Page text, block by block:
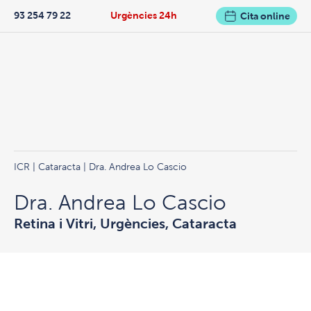
Urgències 24h
93 254 79 22 Cita online
ICR Cataracta | Dra. Andrea Lo Cascio
Dra. Andrea Lo Cascio
Retina i Vitri, Urgències, Cataracta